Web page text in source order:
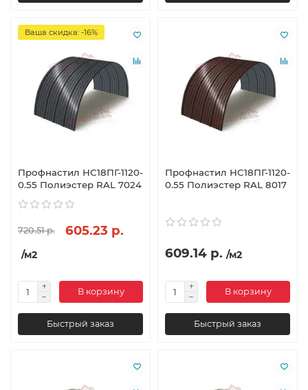
Ваша скидка: -16%
Профнастил НС18ПГ-1120-
0.55 Полиэстер RAL 7024
720.51 р. 605.23 р.
/м2
В корзину
Быстрый заказ
Профнастил НС18ПГ-1120-
0.55 Полиэстер RAL 8017
609.14 р. /м2
В корзину
Быстрый заказ